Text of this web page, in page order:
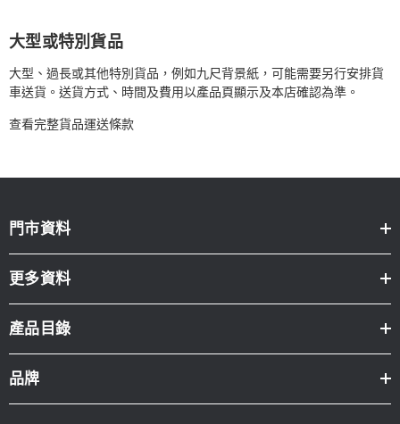
大型或特別貨品
大型、過長或其他特別貨品，例如九尺背景紙，可能需要另行安排貨
車送貨。送貨方式、時間及費用以產品頁顯示及本店確認為準。
查看完整貨品運送條款
門市資料
更多資料
產品目錄
品牌